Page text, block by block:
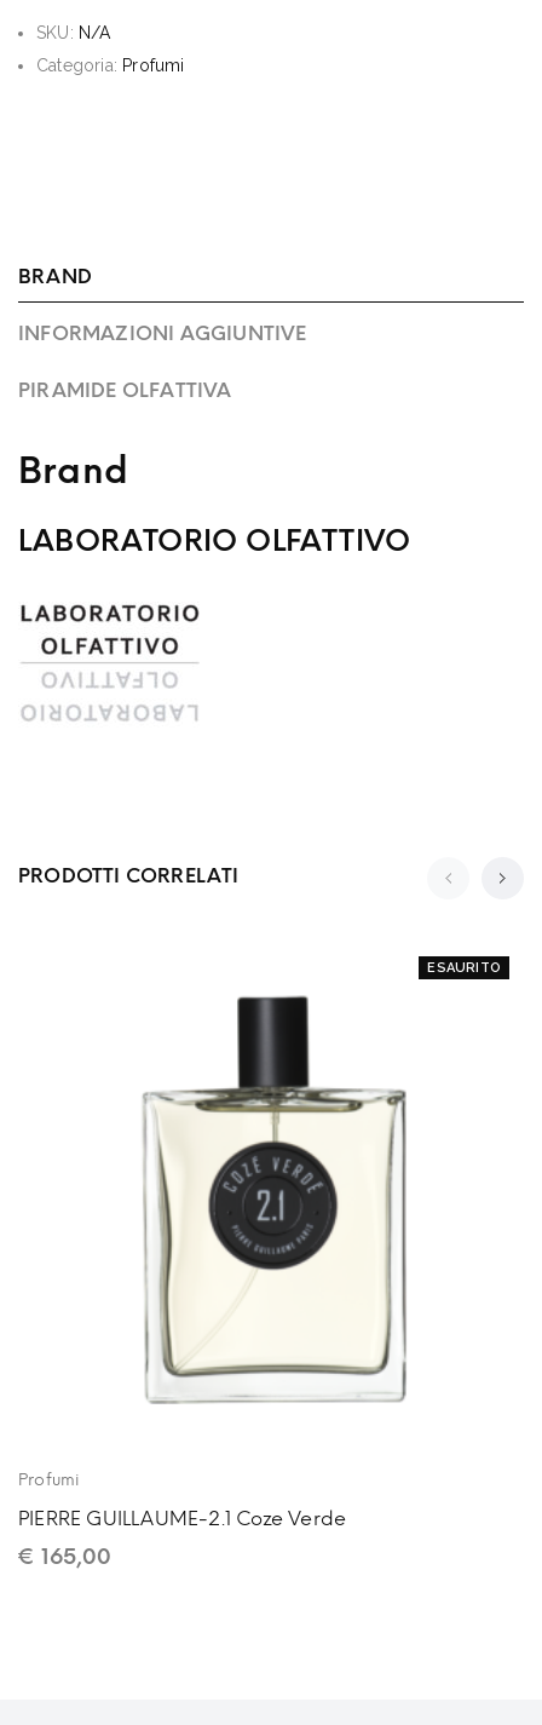
SKU: N/A
Categoria: Profumi
BRAND
INFORMAZIONI AGGIUNTIVE
PIRAMIDE OLFATTIVA
Brand
LABORATORIO OLFATTIVO
PRODOTTI CORRELATI
ESAURITO
Profumi
PIERRE GUILLAUME-2.1 Coze Verde
€ 165,00